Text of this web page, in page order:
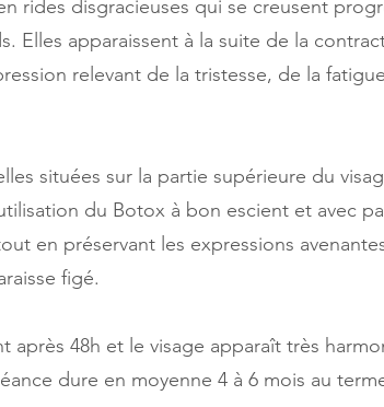
rides disgracieuses qui se creusent
Elles apparaissent à la suite de la
relevant de la tristesse, de la
situées sur la partie supérieure du
du Botox à bon escient et avec
en préservant les expressions
figé.
après 48h et le visage apparaît très
dure en moyenne 4 à 6 mois au